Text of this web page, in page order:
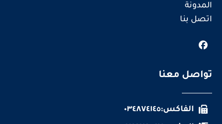
المدونة
اتصل بنا
تواصل معنا
الفاكس:٠٣٤٨٧٤١٤٥